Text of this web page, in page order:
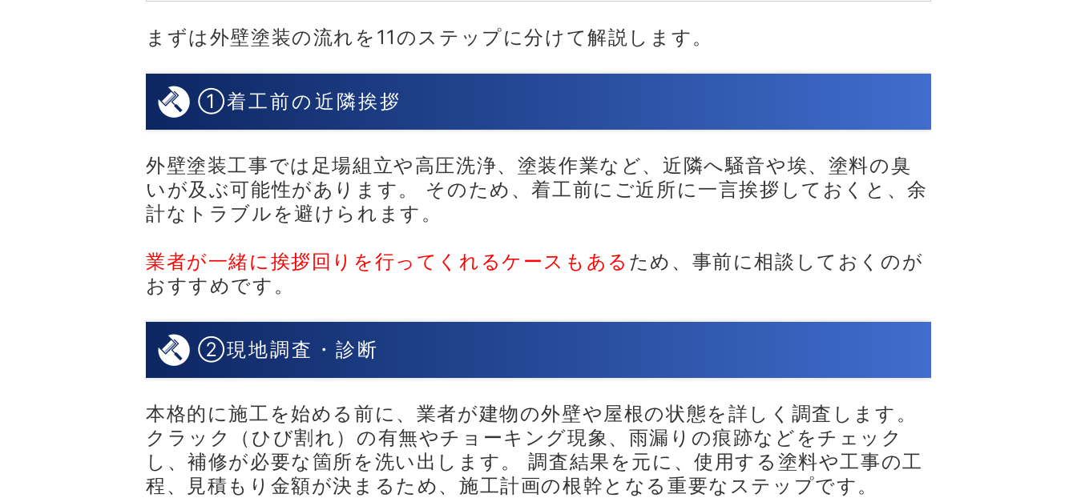
まずは外壁塗装の流れを11のステップに分けて解説します。
①着工前の近隣挨拶
外壁塗装工事では足場組立や高圧洗浄、塗装作業など、近隣へ騒音や埃、塗料の臭
いが及ぶ可能性があります。 そのため、着工前にご近所に一言挨拶しておくと、余
計なトラブルを避けられます。
業者が一緒に挨拶回りを行ってくれるケースもある ため、事前に相談しておくのが
おすすめです。
②現地調査・診断
本格的に施工を始める前に、業者が建物の外壁や屋根の状態を詳しく調査します。
クラック（ひび割れ）の有無やチョーキング現象、雨漏りの痕跡などをチェック
し、補修が必要な箇所を洗い出します。 調査結果を元に、使用する塗料や工事の工
程、見積もり金額が決まるため、施工計画の根幹となる重要なステップです。